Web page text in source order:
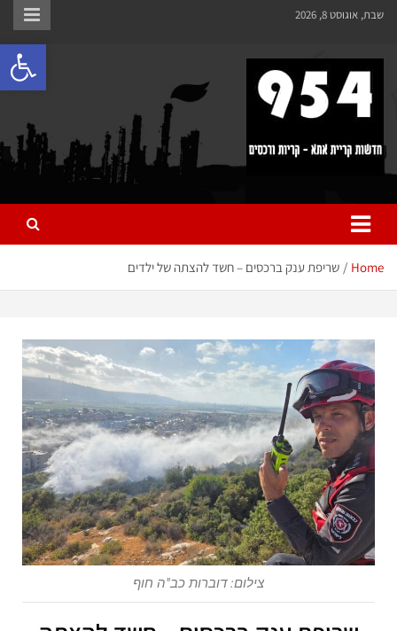
לתוכן
שבת, אוגוסט 8, 2026
Home שריפת ענק ברכסים – חשד להצתה של ילדים
צילום: דוברות כב"ה חוף